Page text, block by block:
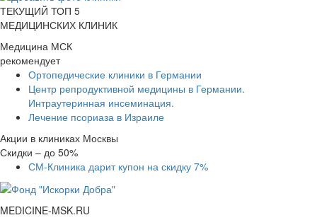
ТЕКУЩИЙ ТОП 5
МЕДИЦИНСКИХ КЛИНИК
Медицина МСК
рекомендует
Ортопедические клиники в Германии
Центр репродуктивной медицины в Германии.
Интраутеринная инсеминация.
Лечение псориаза в Израиле
Акции в клиниках Москвы
Скидки – до 50%
СМ-Клиника дарит купон на скидку 7%
MEDICINE-MSK.RU